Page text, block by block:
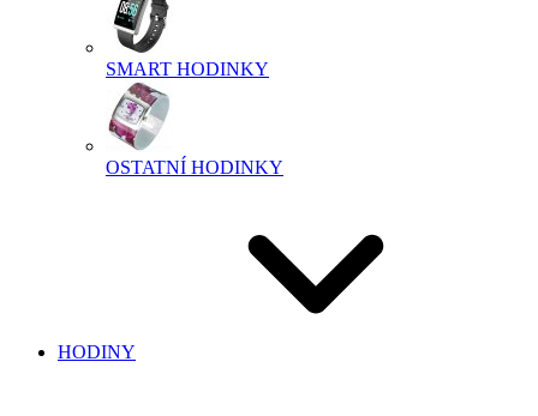
SMART HODINKY
OSTATNÍ HODINKY
HODINY